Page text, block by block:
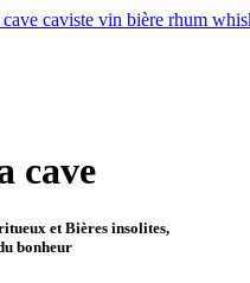
cave
et Bières insolites,
bonheur